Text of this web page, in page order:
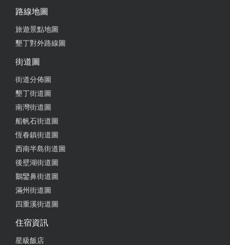
路線地圖
旅遊景點地圖
墾丁對外路線圖
街道圖
街道分佈圖
墾丁街道圖
南灣街道圖
船帆石街道圖
恆春鎮街道圖
西南半島街道圖
後壁湖街道圖
鵝鑾鼻街道圖
滿州街道圖
四重溪街道圖
住宿資訊
星級飯店